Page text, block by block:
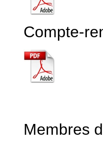
Compte-
Membres